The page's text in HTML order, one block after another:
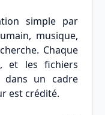
simple par
musique,
Chaque
et les fichiers
dans un cadre
est crédité.